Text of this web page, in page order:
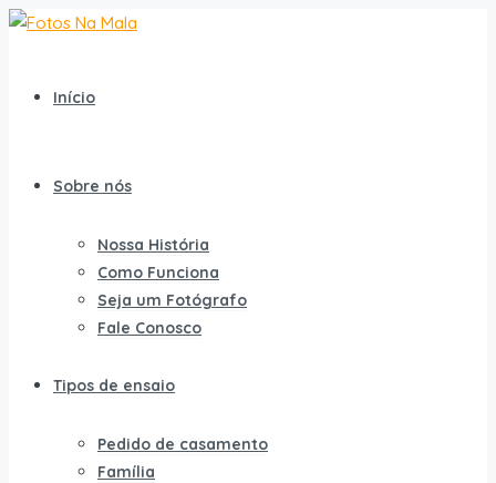
Início
Sobre nós
Nossa História
Como Funciona
Seja um Fotógrafo
Fale Conosco
Tipos de ensaio
Pedido de casamento
Família